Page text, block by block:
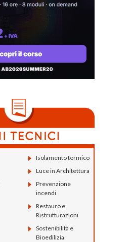
Isolamento termico
Luce in Architettura
Prevenzione
incendi
Restauro e
Ristrutturazioni
Sostenibilità e
Bioedilizia